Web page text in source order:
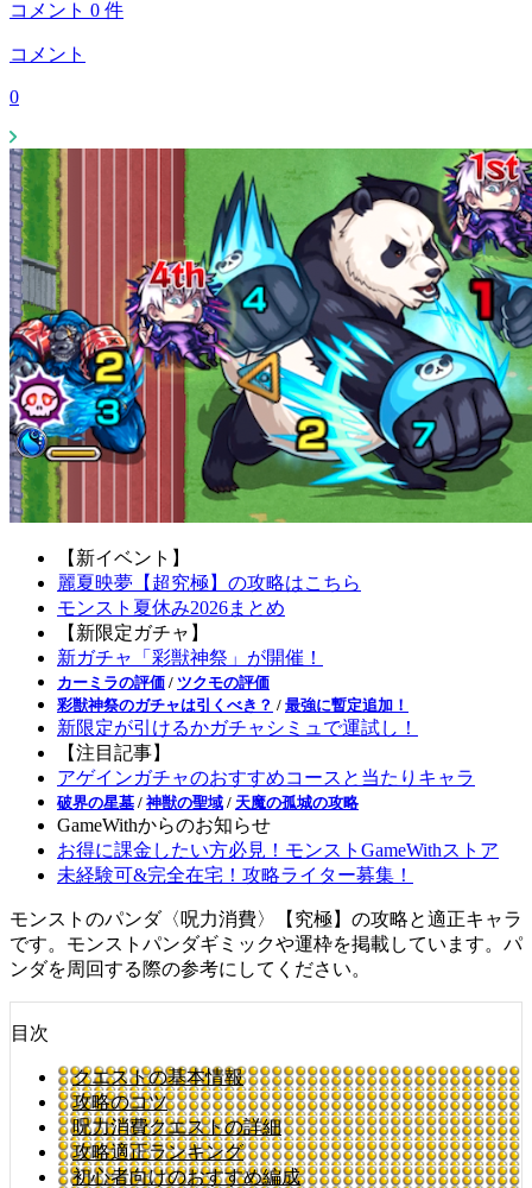
コメント 0 件
コメント
0
【新イベント】
麗夏映夢【超究極】の攻略はこちら
モンスト夏休み2026まとめ
【新限定ガチャ】
新ガチャ「彩獣神祭」が開催！
カーミラの評価 / ツクモの評価
彩獣神祭のガチャは引くべき？ / 最強に暫定追加！
新限定が引けるかガチャシミュで運試し！
【注目記事】
アゲインガチャのおすすめコースと当たりキャラ
破界の星墓 / 神獣の聖域 / 天魔の孤城の攻略
GameWithからのお知らせ
お得に課金したい方必見！モンストGameWithストア
未経験可&完全在宅！攻略ライター募集！
モンストのパンダ〈呪力消費〉【究極】の攻略と適正キャラ
です。モンストパンダギミックや運枠を掲載しています。パ
ンダを周回する際の参考にしてください。
目次
クエストの基本情報
攻略のコツ
呪力消費クエストの詳細
攻略適正ランキング
初心者向けのおすすめ編成